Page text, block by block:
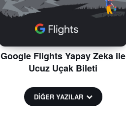
Google Flights Yapay Zeka ile
Ucuz Uçak Bileti
DİĞER YAZILAR